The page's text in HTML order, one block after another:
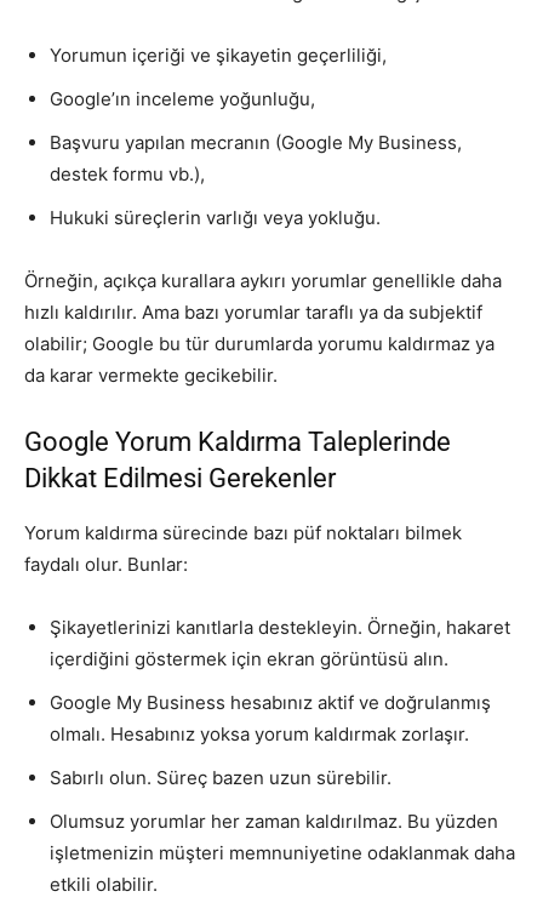
Yorumun içeriği ve şikayetin geçerliliği,
Google’ın inceleme yoğunluğu,
Başvuru yapılan mecranın (Google My Business,
destek formu vb.),
Hukuki süreçlerin varlığı veya yokluğu.
Örneğin, açıkça kurallara aykırı yorumlar genellikle daha
hızlı kaldırılır. Ama bazı yorumlar taraflı ya da subjektif
olabilir; Google bu tür durumlarda yorumu kaldırmaz ya
da karar vermekte gecikebilir.
Google Yorum Kaldırma Taleplerinde
Dikkat Edilmesi Gerekenler
Yorum kaldırma sürecinde bazı püf noktaları bilmek
faydalı olur. Bunlar:
Şikayetlerinizi kanıtlarla destekleyin. Örneğin, hakaret
içerdiğini göstermek için ekran görüntüsü alın.
Google My Business hesabınız aktif ve doğrulanmış
olmalı. Hesabınız yoksa yorum kaldırmak zorlaşır.
Sabırlı olun. Süreç bazen uzun sürebilir.
Olumsuz yorumlar her zaman kaldırılmaz. Bu yüzden
işletmenizin müşteri memnuniyetine odaklanmak daha
etkili olabilir.